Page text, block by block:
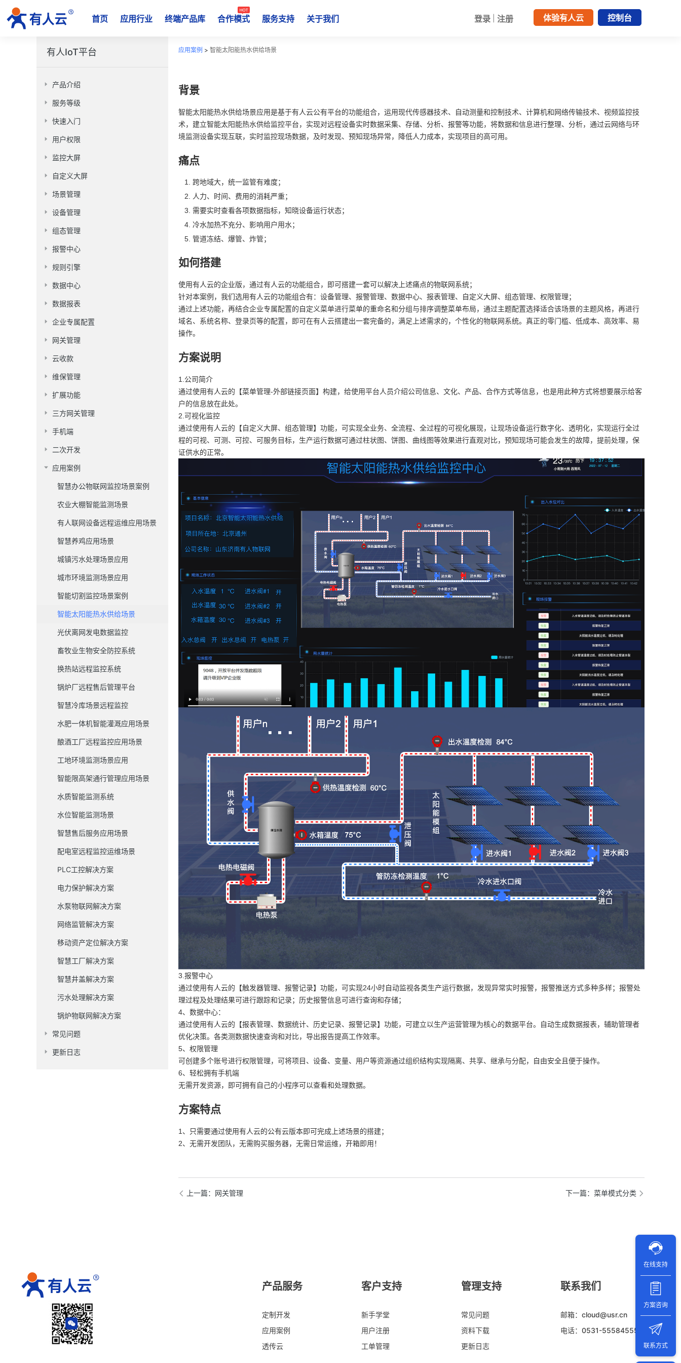
首页 应用行业 终端产品库 合作模式 服务支持 关于我们 登录 注册 体验有人云 控制台
有人IoT平台
产品介绍
服务等级
快速入门
用户权限
监控大屏
自定义大屏
场景管理
设备管理
组态管理
报警中心
规则引擎
数据中心
数据报表
企业专属配置
网关管理
云收款
维保管理
扩展功能
三方网关管理
手机端
二次开发
应用案例
智慧办公物联网监控场景案例
农业大棚智能监测场景
有人联网设备远程运维应用场景
智慧养鸡应用场景
城镇污水处理场景应用
城市环境监测场景应用
智能切割监控场景案例
智能太阳能热水供给场景
光伏离网发电数据监控
畜牧业生物安全防控系统
换热站远程监控系统
锅炉厂远程售后管理平台
智慧冷库场景远程监控
水肥一体机智能灌溉应用场景
酿酒工厂远程监控应用场景
工地环境监测场景应用
智能限高架通行管理应用场景
水质智能监测系统
水位智能监测场景
智慧售后服务应用场景
配电室远程监控运维场景
PLC工控解决方案
电力保护解决方案
水泵物联网解决方案
网络监管解决方案
移动资产定位解决方案
智慧工厂解决方案
智慧井盖解决方案
污水处理解决方案
锅炉物联网解决方案
常见问题
更新日志
应用案例 > 智能太阳能热水供给场景
背景
智能太阳能热水供给场景应用是基于有人云公有平台的功能组合，运用现代传感器技术、自动测量和控制技术、计算机和网络传输技术、视频监控技
术，建立智能太阳能热水供给监控平台，实现对远程设备实时数据采集、存储、分析、报警等功能，将数据和信息进行整理、分析，通过云网络与环
境监测设备实现互联，实时监控现场数据，及时发现、预知现场异常，降低人力成本，实现项目的高可用。
痛点
跨地域大，统一监管有难度；
人力、时间、费用的消耗严重；
需要实时查看各项数据指标，知晓设备运行状态；
冷水加热不充分、影响用户用水；
管道冻结、爆管、炸管；
如何搭建
使用有人云的企业版，通过有人云的功能组合，即可搭建一套可以解决上述痛点的物联网系统；
针对本案例，我们选用有人云的功能组合有：设备管理、报警管理、数据中心、报表管理、自定义大屏、组态管理、权限管理；
通过上述功能，再结合企业专属配置的自定义菜单进行菜单的重命名和分组与排序调整菜单布局，通过主题配置选择适合该场景的主题风格，再进行
域名、系统名称、登录页等的配置，即可在有人云搭建出一套完备的，满足上述需求的，个性化的物联网系统。真正的零门槛、低成本、高效率、易
操作。
方案说明
1.公司简介
通过使用有人云的【菜单管理-外部链接页面】构建，给使用平台人员介绍公司信息、文化、产品、合作方式等信息，也是用此种方式将想要展示给客
户的信息放在此处。
2.可视化监控
通过使用有人云的【自定义大屏、组态管理】功能，可实现全业务、全流程、全过程的可视化展现，让现场设备运行数字化、透明化，实现运行全过
程的可视、可测、可控、可服务目标，生产运行数据可通过柱状图、饼图、曲线图等效果进行直观对比，预知现场可能会发生的故障，提前处理，保
证供水的正常。
3.报警中心
通过使用有人云的【触发器管理、报警记录】功能，可实现24小时自动监视各类生产运行数据，发现异常实时报警，报警推送方式多种多样；报警处
理过程及处理结果可进行跟踪和记录；历史报警信息可进行查询和存储；
4、数据中心：
通过使用有人云的【报表管理、数据统计、历史记录、报警记录】功能，可建立以生产运营管理为核心的数据平台。自动生成数据报表，辅助管理者
优化决策。各类测数据快速查询和对比，导出报告提高工作效率。
5、权限管理
可创建多个账号进行权限管理，可将项目、设备、变量、用户等资源通过组织结构实现隔离、共享、继承与分配，自由安全且便于操作。
6、轻松拥有手机端
无需开发资源，即可拥有自己的小程序可以查看和处理数据。
方案特点
1、只需要通过使用有人云的公有云版本即可完成上述场景的搭建；
2、无需开发团队，无需购买服务器，无需日常运维，开箱即用！
上一篇：网关管理 下一篇：菜单模式分类
产品服务
定制开发
应用案例
透传云
客户支持
新手学堂
用户注册
工单管理
管理支持
常见问题
资料下载
更新日志
联系我们
邮箱：cloud@usr.cn
电话：0531-55584555
在线支持
方案咨询
联系方式